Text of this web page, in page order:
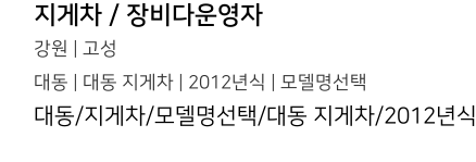
지게차 / 장비다운영자
강원 | 고성
대동 | 대동 지게차 | 2012년식 | 모델명선택
대동/지게차/모델명선택/대동 지게차/2012년식